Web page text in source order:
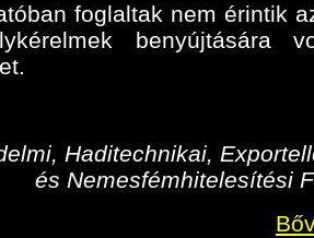
foglaltak nem érintik
benyújtására
Haditechnikai,
és Nemesfémhitelesítési